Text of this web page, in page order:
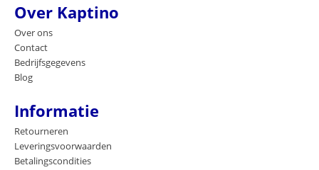
Over Kaptino
Over ons
Contact
Bedrijfsgegevens
Blog
Informatie
Retourneren
Leveringsvoorwaarden
Betalingscondities